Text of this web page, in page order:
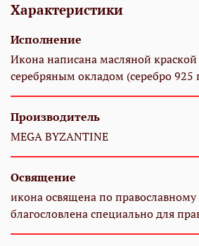
Характеристики
Исполнение
Икона написана масляной
серебряным окладом (серебро 925
Производитель
MEGA BYZANTINE
Освящение
икона освящена по
благословлена специально для